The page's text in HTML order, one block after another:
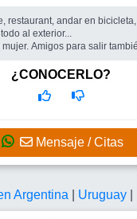
restaurant, andar en
al exterior...
Amigos para salir
¿CONOCERLO?
Mensaje / Citas
Argentina Uruguay